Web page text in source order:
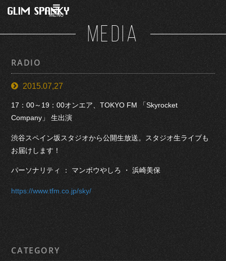
MENU
MEDIA
RADIO
2015.07,27
17：00～19：00オンエア、TOKYO FM 「Skyrocket
Company」 生出演
渋谷スペイン坂スタジオから公開生放送。スタジオ生ライブも
お届けします！
パーソナリティ ： マンボウやしろ ・ 浜崎美保
https://www.tfm.co.jp/sky/
CATEGORY